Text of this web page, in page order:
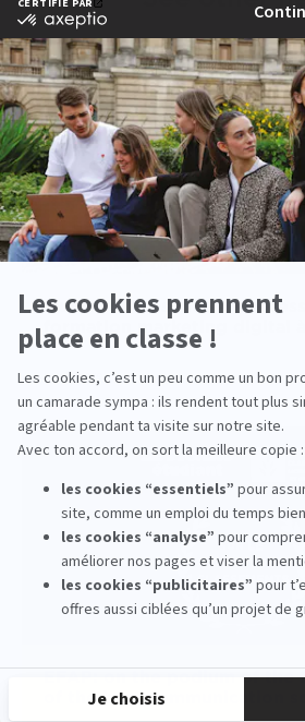
Quels sont les métiers
formation marketing digital
read more
EFAP: on the podium of the
of the best communication